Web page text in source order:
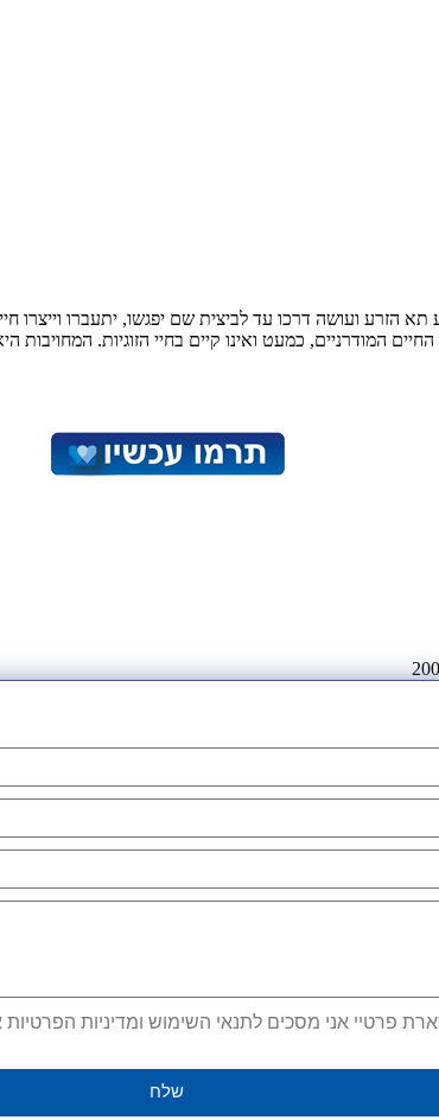
הזרע ועושה דרכו עד לביצית שם יפגשו, יתעברו
המודרניים, כמעט ואינו קיים בחיי הזוגיות. המחויבות
פרטיי אני מסכים לתנאי השימוש ומדיניות הפרטיות
שלח